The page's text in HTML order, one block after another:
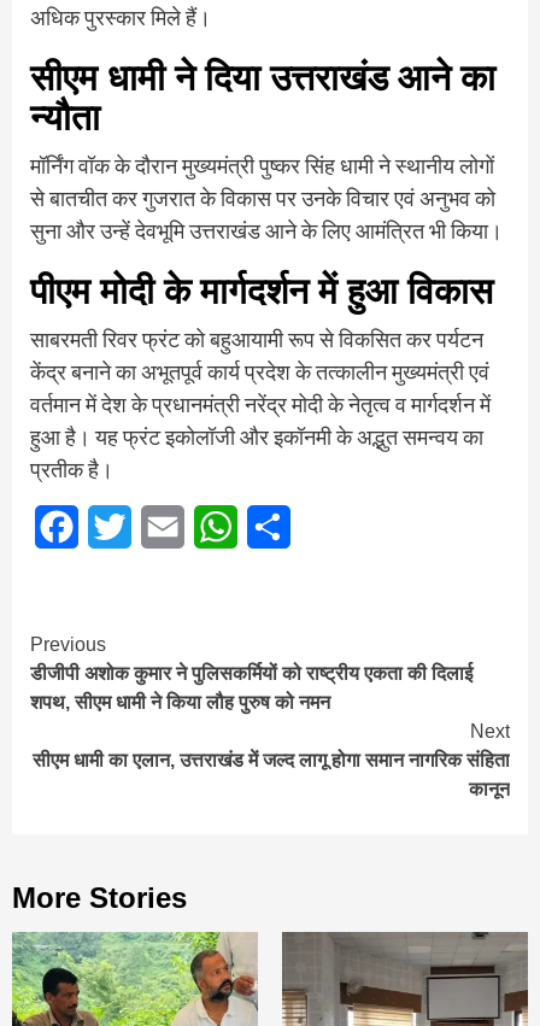
अधिक पुरस्कार मिले हैं।
सीएम धामी ने दिया उत्तराखंड आने का
न्यौता
मॉर्निंग वॉक के दौरान मुख्यमंत्री पुष्कर सिंह धामी ने स्थानीय लोगों
से बातचीत कर गुजरात के विकास पर उनके विचार एवं अनुभव को
सुना और उन्हें देवभूमि उत्तराखंड आने के लिए आमंत्रित भी किया।
पीएम मोदी के मार्गदर्शन में हुआ विकास
साबरमती रिवर फ्रंट को बहुआयामी रूप से विकसित कर पर्यटन
केंद्र बनाने का अभूतपूर्व कार्य प्रदेश के तत्कालीन मुख्यमंत्री एवं
वर्तमान में देश के प्रधानमंत्री नरेंद्र मोदी के नेतृत्व व मार्गदर्शन में
हुआ है। यह फ्रंट इकोलॉजी और इकॉनमी के अद्भुत समन्वय का
प्रतीक है।
FacebookTwitter Email WhatsApp
Continue
Reading
Previous
डीजीपी अशोक कुमार ने पुलिसकर्मियों को राष्ट्रीय एकता की दिलाई
शपथ, सीएम धामी ने किया लौह पुरुष को नमन
Next
सीएम धामी का एलान, उत्तराखंड में जल्द लागू होगा समान नागरिक संहिता
कानून
More Stories